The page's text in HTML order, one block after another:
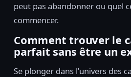
peut pas abandonner ou quel
commencer.
Comment trouver le
parfait sans être un
Se plonger dans l’univers des